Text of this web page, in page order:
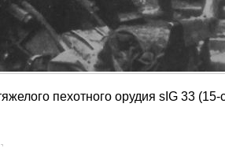
пехотного орудия sIG 33